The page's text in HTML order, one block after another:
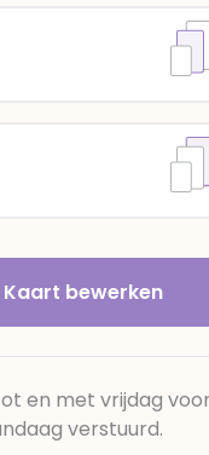
Kaart bewerken
en met vrijdag
verstuurd.